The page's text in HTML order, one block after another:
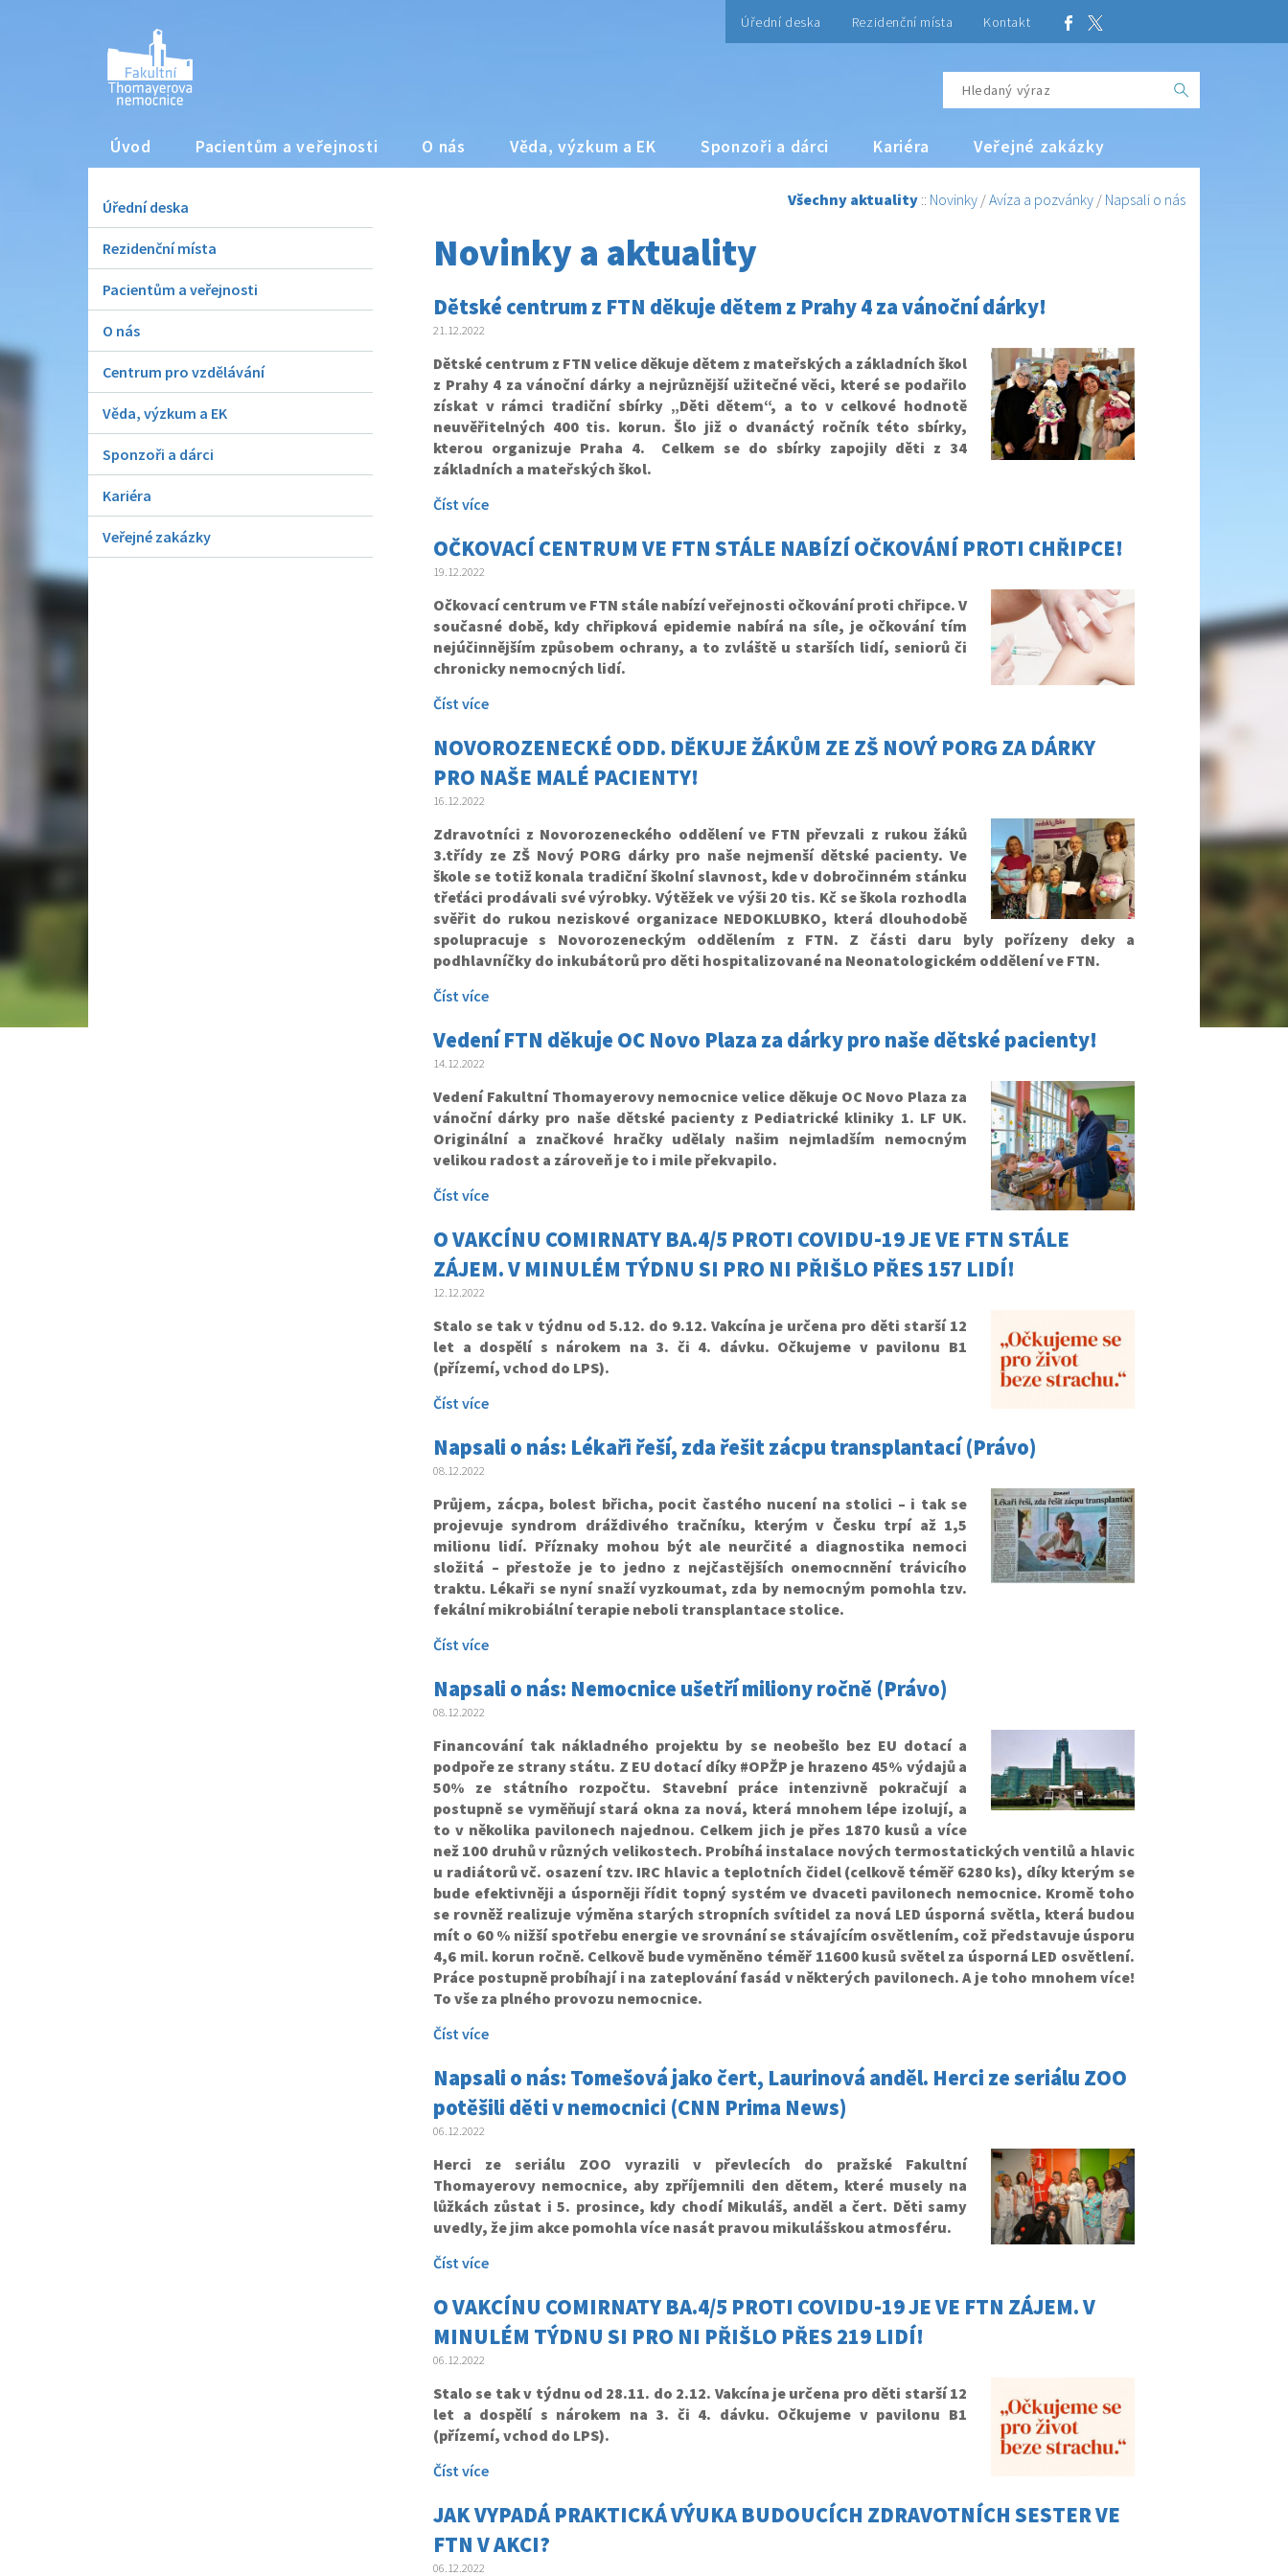
Úřední deska Rezidenční místa Kontakt
Úvod Pacientům a veřejnosti O nás Věda, výzkum a EK Sponzoři a dárci Kariéra Veřejné zakázky
Úřední deska
Rezidenční místa
Pacientům a veřejnosti
O nás
Centrum pro vzdělávání
Věda, výzkum a EK
Sponzoři a dárci
Kariéra
Veřejné zakázky
Všechny aktuality :: Novinky /Avíza a pozvánky / Napsali o nás
Novinky a aktuality
Dětské centrum z FTN děkuje dětem z Prahy 4 za vánoční dárky!
21.12.2022
Dětské centrum z FTN velice děkuje dětem z mateřských a základních škol
z Prahy 4 za vánoční dárky a nejrůznější užitečné věci, které se podařilo
získat v rámci tradiční sbírky „Děti dětem“, a to v celkové hodnotě
neuvěřitelných 400 tis. korun. Šlo již o dvanáctý ročník této sbírky,
kterou organizuje Praha 4. Celkem se do sbírky zapojily děti z 34
základních a mateřských škol.
Číst více
OČKOVACÍ CENTRUM VE FTN STÁLE NABÍZÍ OČKOVÁNÍ PROTI CHŘIPCE!
19.12.2022
Očkovací centrum ve FTN stále nabízí veřejnosti očkování proti chřipce. V
současné době, kdy chřipková epidemie nabírá na síle, je očkování tím
nejúčinnějším způsobem ochrany, a to zvláště u starších lidí, seniorů či
chronicky nemocných lidí.
Číst více
NOVOROZENECKÉ ODD. DĚKUJE ŽÁKŮM ZE ZŠ NOVÝ PORG ZA DÁRKY
PRO NAŠE MALÉ PACIENTY!
16.12.2022
Zdravotníci z Novorozeneckého oddělení ve FTN převzali z rukou žáků
3.třídy ze ZŠ Nový PORG dárky pro naše nejmenší dětské pacienty. Ve
škole se totiž konala tradiční školní slavnost, kde v dobročinném stánku
třeťáci prodávali své výrobky. Výtěžek ve výši 20 tis. Kč se škola rozhodla
svěřit do rukou neziskové organizace NEDOKLUBKO, která dlouhodobě
spolupracuje s Novorozeneckým oddělením z FTN. Z části daru byly pořízeny deky a
podhlavníčky do inkubátorů pro děti hospitalizované na Neonatologickém oddělení ve FTN.
Číst více
Vedení FTN děkuje OC Novo Plaza za dárky pro naše dětské pacienty!
14.12.2022
Vedení Fakultní Thomayerovy nemocnice velice děkuje OC Novo Plaza za
vánoční dárky pro naše dětské pacienty z Pediatrické kliniky 1. LF UK.
Originální a značkové hračky udělaly našim nejmladším nemocným
velikou radost a zároveň je to i mile překvapilo.
Číst více
O VAKCÍNU COMIRNATY BA.4/5 PROTI COVIDU-19 JE VE FTN STÁLE
ZÁJEM. V MINULÉM TÝDNU SI PRO NI PŘIŠLO PŘES 157 LIDÍ!
12.12.2022
Stalo se tak v týdnu od 5.12. do 9.12. Vakcína je určena pro děti starší 12
let a dospělí s nárokem na 3. či 4. dávku. Očkujeme v pavilonu B1
(přízemí, vchod do LPS).
Číst více
Napsali o nás: Lékaři řeší, zda řešit zácpu transplantací (Právo)
08.12.2022
Průjem, zácpa, bolest břicha, pocit častého nucení na stolici – i tak se
projevuje syndrom dráždivého tračníku, kterým v Česku trpí až 1,5
milionu lidí. Příznaky mohou být ale neurčité a diagnostika nemoci
složitá – přestože je to jedno z nejčastějších onemocnnění trávicího
traktu. Lékaři se nyní snaží vyzkoumat, zda by nemocným pomohla tzv.
fekální mikrobiální terapie neboli transplantace stolice.
Číst více
Napsali o nás: Nemocnice ušetří miliony ročně (Právo)
08.12.2022
Financování tak nákladného projektu by se neobešlo bez EU dotací a
podpoře ze strany státu. Z EU dotací díky #OPŽP je hrazeno 45% výdajů a
50% ze státního rozpočtu. Stavební práce intenzivně pokračují a
postupně se vyměňují stará okna za nová, která mnohem lépe izolují, a
to v několika pavilonech najednou. Celkem jich je přes 1870 kusů a více
než 100 druhů v různých velikostech. Probíhá instalace nových termostatických ventilů a hlavic
u radiátorů vč. osazení tzv. IRC hlavic a teplotních čidel (celkově téměř 6280 ks), díky kterým se
bude efektivněji a úsporněji řídit topný systém ve dvaceti pavilonech nemocnice. Kromě toho
se rovněž realizuje výměna starých stropních svítidel za nová LED úsporná světla, která budou
mít o 60 % nižší spotřebu energie ve srovnání se stávajícím osvětlením, což představuje úsporu
4,6 mil. korun ročně. Celkově bude vyměněno téměř 11600 kusů světel za úsporná LED osvětlení.
Práce postupně probíhají i na zateplování fasád v některých pavilonech. A je toho mnohem více!
To vše za plného provozu nemocnice.
Číst více
Napsali o nás: Tomešová jako čert, Laurinová anděl. Herci ze seriálu ZOO
potěšili děti v nemocnici (CNN Prima News)
06.12.2022
Herci ze seriálu ZOO vyrazili v převlecích do pražské Fakultní
Thomayerovy nemocnice, aby zpříjemnili den dětem, které musely na
lůžkách zůstat i 5. prosince, kdy chodí Mikuláš, anděl a čert. Děti samy
uvedly, že jim akce pomohla více nasát pravou mikulášskou atmosféru.
Číst více
O VAKCÍNU COMIRNATY BA.4/5 PROTI COVIDU-19 JE VE FTN ZÁJEM. V
MINULÉM TÝDNU SI PRO NI PŘIŠLO PŘES 219 LIDÍ!
06.12.2022
Stalo se tak v týdnu od 28.11. do 2.12. Vakcína je určena pro děti starší 12
let a dospělí s nárokem na 3. či 4. dávku. Očkujeme v pavilonu B1
(přízemí, vchod do LPS).
Číst více
JAK VYPADÁ PRAKTICKÁ VÝUKA BUDOUCÍCH ZDRAVOTNÍCH SESTER VE
FTN V AKCI?
06.12.2022